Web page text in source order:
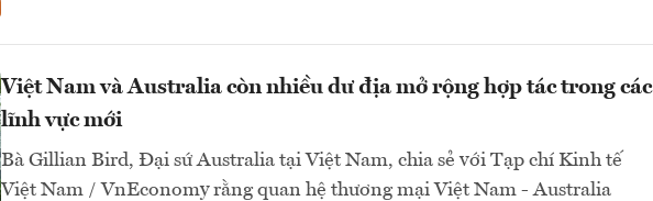
Việt Nam và Australia còn nhiều dư địa mở rộng hợp tác trong các
lĩnh vực mới
Bà Gillian Bird, Đại sứ Australia tại Việt Nam, chia sẻ với Tạp chí Kinh tế
Việt Nam / VnEconomy rằng quan hệ thương mại Việt Nam - Australia